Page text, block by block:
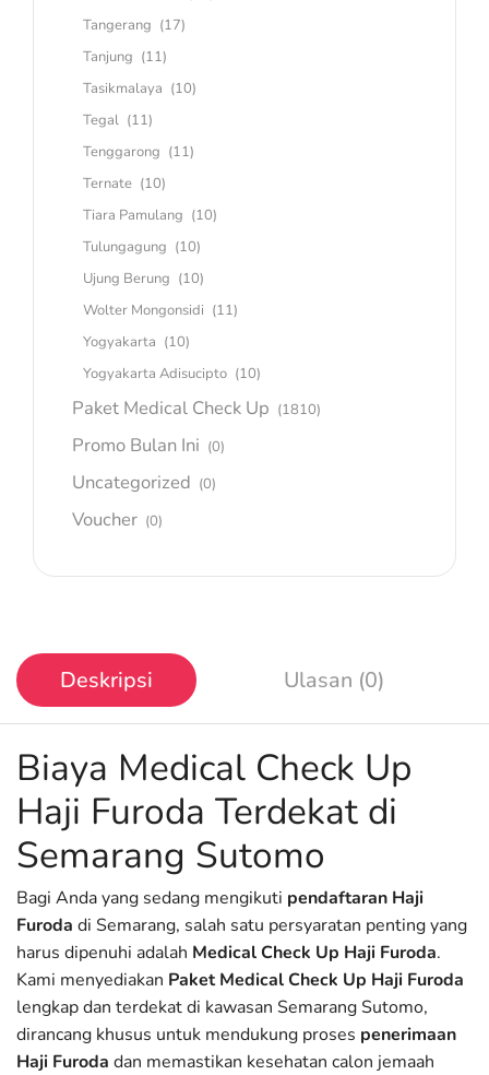
Tangerang (17)
Tanjung (11)
Tasikmalaya (10)
Tegal (11)
Tenggarong (11)
Ternate (10)
Tiara Pamulang (10)
Tulungagung (10)
Ujung Berung (10)
Wolter Mongonsidi (11)
Yogyakarta (10)
Yogyakarta Adisucipto (10)
Paket Medical Check Up (1810)
Promo Bulan Ini (0)
Uncategorized (0)
Voucher (0)
Deskripsi Ulasan (0)
Biaya Medical Check Up
Haji Furoda Terdekat di
Semarang Sutomo
Bagi Anda yang sedang mengikuti pendaftaran Haji
Furoda di Semarang, salah satu persyaratan penting yang
harus dipenuhi adalah Medical Check Up Haji Furoda.
Kami menyediakan Paket Medical Check Up Haji Furoda
lengkap dan terdekat di kawasan Semarang Sutomo,
dirancang khusus untuk mendukung proses penerimaan
Haji Furoda dan memastikan kesehatan calon jemaah